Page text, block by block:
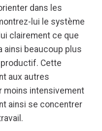
dans les
lui le système
clairement ce que
ainsi beaucoup plus
Cette
aux autres
moins intensivement
ainsi se concentrer